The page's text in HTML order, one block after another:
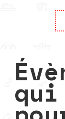
qui